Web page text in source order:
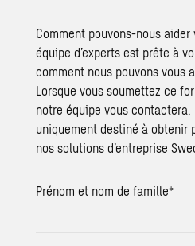
Comment pouvons-nous
équipe d’experts est prête à
comment nous pouvons vous
Lorsque vous soumettez ce
notre équipe vous
uniquement destiné à obtenir
nos solutions d’entreprise
Prénom et nom de famille*